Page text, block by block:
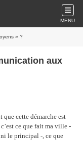
MENU
» ?
aux
que cette démarche est
ce que fait ma ville -
le principal -, ce que